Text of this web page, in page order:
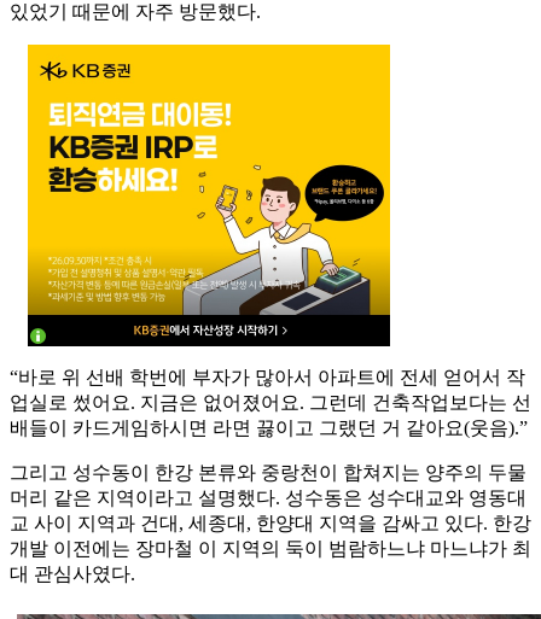
있었기 때문에 자주 방문했다.
“바로 위 선배 학번에 부자가 많아서 아파트에 전세 얻어서 작
업실로 썼어요. 지금은 없어졌어요. 그런데 건축작업보다는 선
배들이 카드게임하시면 라면 끓이고 그랬던 거 같아요(웃음).”
그리고 성수동이 한강 본류와 중랑천이 합쳐지는 양주의 두물
머리 같은 지역이라고 설명했다. 성수동은 성수대교와 영동대
교 사이 지역과 건대, 세종대, 한양대 지역을 감싸고 있다. 한강
개발 이전에는 장마철 이 지역의 둑이 범람하느냐 마느냐가 최
대 관심사였다.